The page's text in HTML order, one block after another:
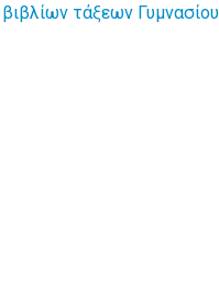
βιβλίων τάξεων Γυμνασίου